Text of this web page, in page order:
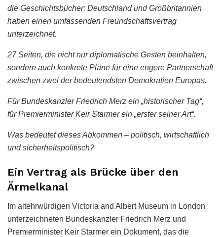
die Geschichtsbücher: Deutschland und Großbritannien
haben einen umfassenden Freundschaftsvertrag
unterzeichnet.
27 Seiten, die nicht nur diplomatische Gesten beinhalten,
sondern auch konkrete Pläne für eine engere Partnerschaft
zwischen zwei der bedeutendsten Demokratien Europas.
Für Bundeskanzler Friedrich Merz ein „historischer Tag“,
für Premierminister Keir Starmer ein „erster seiner Art“.
Was bedeutet dieses Abkommen – politisch, wirtschaftlich
und sicherheitspolitisch?
Ein Vertrag als Brücke über den
Ärmelkanal
Im altehrwürdigen Victoria and Albert Museum in London
unterzeichneten Bundeskanzler Friedrich Merz und
Premierminister Keir Starmer ein Dokument, das die